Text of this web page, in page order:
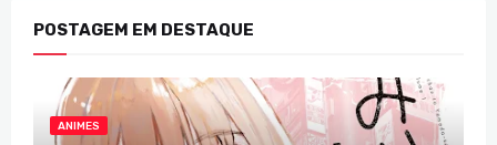
POSTAGEM EM DESTAQUE
ANIMES